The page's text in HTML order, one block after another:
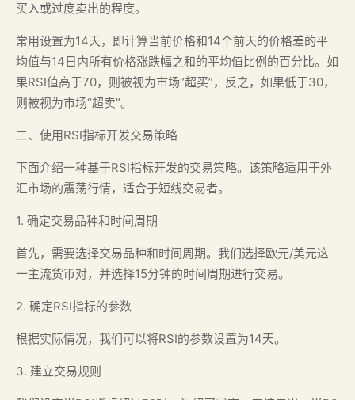
买入或过度卖出的程度。
常用设置为14天，即计算当前价格和14个前天的价格差的平
均值与14日内所有价格涨跌幅之和的平均值比例的百分比。如
果RSI值高于70，则被视为市场“超买”，反之，如果低于30，
则被视为市场“超卖”。
二、使用RSI指标开发交易策略
下面介绍一种基于RSI指标开发的交易策略。该策略适用于外
汇市场的震荡行情，适合于短线交易者。
1. 确定交易品种和时间周期
首先，需要选择交易品种和时间周期。我们选择欧元/美元这
一主流货币对，并选择15分钟的时间周期进行交易。
2. 确定RSI指标的参数
根据实际情况，我们可以将RSI的参数设置为14天。
3. 建立交易规则